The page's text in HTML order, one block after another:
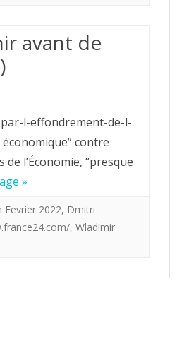
avant de
l-effondrement-de-l-
contre
l’Économie, “presque
»
Fevrier 2022, Dmitri
, Wladimir